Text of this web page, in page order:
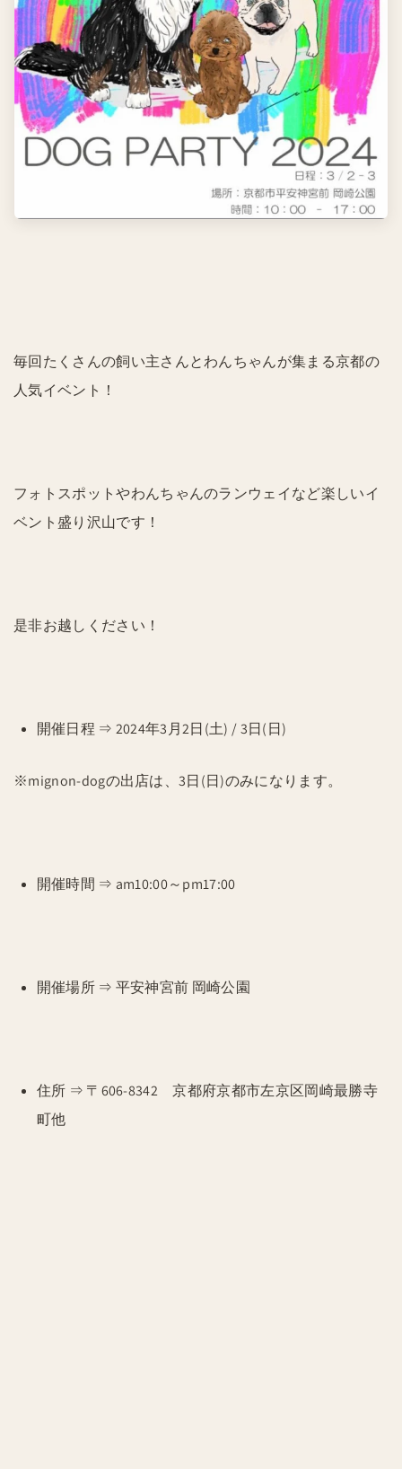
毎回たくさんの飼い主さんとわんちゃんが集まる京都の
人気イベント！
フォトスポットやわんちゃんのランウェイなど楽しいイ
ベント盛り沢山です！
是非お越しください！
開催日程 ⇒ 2024年3月2日(土) / 3日(日)
※mignon-dogの出店は、3日(日)のみになります。
開催時間 ⇒ am10:00～pm17:00
開催場所 ⇒ 平安神宮前 岡崎公園
住所 ⇒ 〒606-8342 京都府京都市左京区岡崎最勝寺
町他